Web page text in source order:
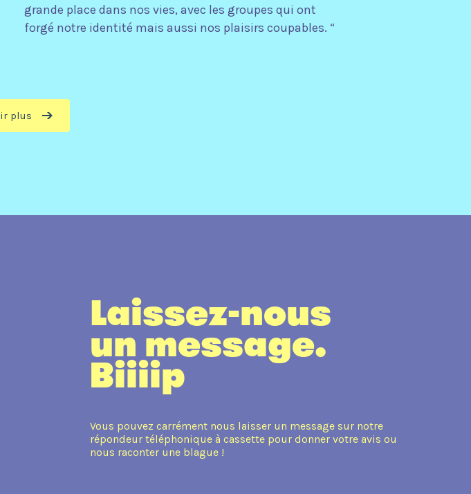
grande place dans nos vies, avec les groupes qui ont
forgé notre identité mais aussi nos plaisirs coupables. “
plus
Laissez-nous
un message.
Biiiip
Vous pouvez carrément nous laisser un message sur notre
répondeur téléphonique à cassette pour donner votre avis ou
nous raconter une blague !